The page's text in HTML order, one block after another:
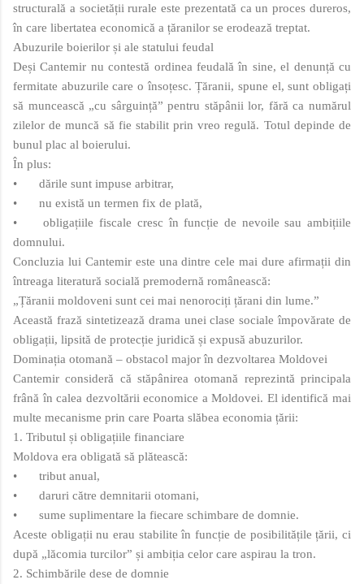
structurală a societății rurale este prezentată ca un proces dureros,
în care libertatea economică a țăranilor se erodează treptat.
Abuzurile boierilor și ale statului feudal
Deși Cantemir nu contestă ordinea feudală în sine, el denunță cu
fermitate abuzurile care o însoțesc. Țăranii, spune el, sunt obligați
să muncească „cu sârguință” pentru stăpânii lor, fără ca numărul
zilelor de muncă să fie stabilit prin vreo regulă. Totul depinde de
bunul plac al boierului.
În plus:
•
dările sunt impuse arbitrar,
•
nu există un termen fix de plată,
•
obligațiile fiscale cresc în funcție de nevoile sau ambițiile
domnului.
Concluzia lui Cantemir este una dintre cele mai dure afirmații din
întreaga literatură socială premodernă românească:
„Țăranii moldoveni sunt cei mai nenorociți țărani din lume.”
Această frază sintetizează drama unei clase sociale împovărate de
obligații, lipsită de protecție juridică și expusă abuzurilor.
Dominația otomană – obstacol major în dezvoltarea Moldovei
Cantemir consideră că stăpânirea otomană reprezintă principala
frână în calea dezvoltării economice a Moldovei. El identifică mai
multe mecanisme prin care Poarta slăbea economia țării:
1. Tributul și obligațiile financiare
Moldova era obligată să plătească:
•
tribut anual,
•
daruri către demnitarii otomani,
•
sume suplimentare la fiecare schimbare de domnie.
Aceste obligații nu erau stabilite în funcție de posibilitățile țării, ci
după „lăcomia turcilor” și ambiția celor care aspirau la tron.
2. Schimbările dese de domnie